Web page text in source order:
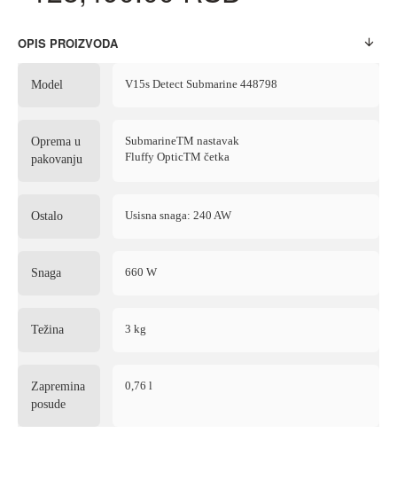
OPIS PROIZVODA
Model V15s Detect Submarine 448798
Oprema u
pakovanju
SubmarineTM nastavak
Fluffy OpticTM četka
Ostalo Usisna snaga: 240 AW
Snaga 660 W
Težina 3 kg
Zapremina
posude
0,76 l